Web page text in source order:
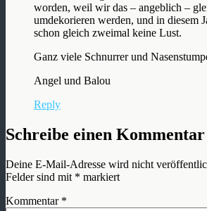
worden, weil wir das – angeblich –
umdekorieren werden, und in diesem
schon gleich zweimal keine Lust.
Ganz viele Schnurrer und
Angel und Balou
Reply
Schreibe einen Kommentar
Deine E-Mail-Adresse wird nicht
Felder sind mit * markiert
Kommentar *